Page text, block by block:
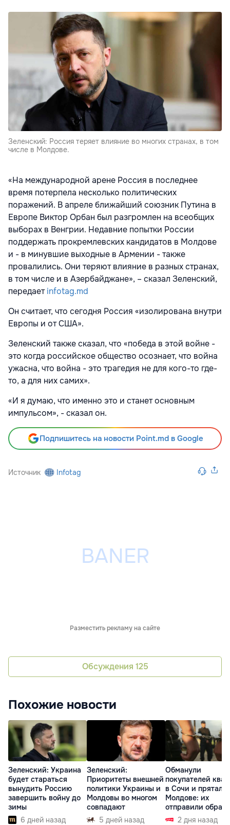
Зеленский: Россия теряет влияние во многих странах, в том
числе в Молдове.
«На международной арене Россия в последнее
время потерпела несколько политических
поражений. В апреле ближайший союзник Путина в
Европе Виктор Орбан был разгромлен на всеобщих
выборах в Венгрии. Недавние попытки России
поддержать прокремлевских кандидатов в Молдове
и - в минувшие выходные в Армении - также
провалились. Они теряют влияние в разных странах,
в том числе и в Азербайджане», – сказал Зеленский,
передаетinfotag.md
Он считает, что сегодня Россия «изолирована внутри
Европы и от США».
Зеленский также сказал, что «победа в этой войне -
это когда российское общество осознает, что война
ужасна, что война - это трагедия не для кого-то где-
то, а для них самих».
«И я думаю, что именно это и станет основным
импульсом», - сказал он.
Подпишитесь на новости Point.md в Google
Источник Infotag
Разместить рекламу на сайте
Обсуждения 125
Похожие новости
Зеленский: Украина
будет стараться
вынудить Россию
завершить войну до
зимы
6 дней назад
Зеленский:
Приоритеты внешней
политики Украины и
Молдовы во многом
совпадают
5 дней назад
Обманули
покупателей
в Сочи и
Молдове: их
отправили
РФ 2 дня назад